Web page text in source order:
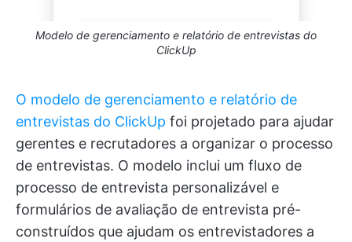
Modelo de gerenciamento e relatório de entrevistas do
ClickUp
O modelo de gerenciamento e relatório de
entrevistas do ClickUp foi projetado para ajudar
gerentes e recrutadores a organizar o processo
de entrevistas. O modelo inclui um fluxo de
processo de entrevista personalizável e
formulários de avaliação de entrevista pré-
construídos que ajudam os entrevistadores a